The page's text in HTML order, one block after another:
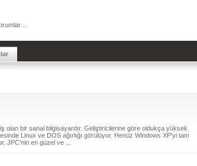
olan bir sanal bilgisayardır. Geliştiricilerine göre oldukça yüksek
Linux ve DOS ağırlığı görülüyor. Henüz Windows XP'yi tam
JPC'nin en güzel ve ...